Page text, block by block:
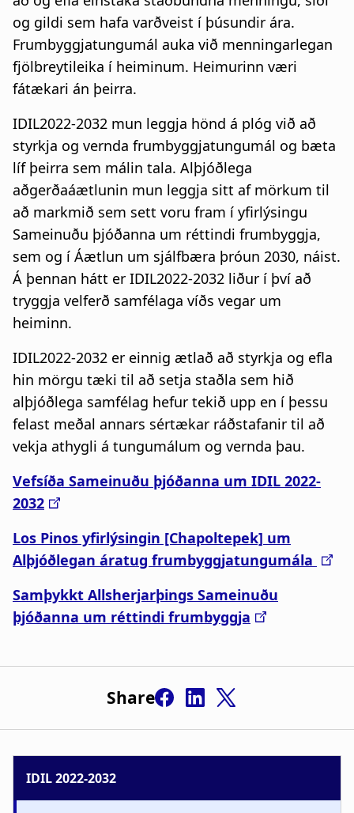
IDIL 2022-2032
og gildi sem hafa varðveist í þúsundir ára.
Frumbyggjatungumál auka við menningarlegan
fjölbreytileika í heiminum. Heimurinn væri
fátækari án þeirra.
IDIL2022-2032 mun leggja hönd á plóg við að
styrkja og vernda frumbyggjatungumál og bæta
líf þeirra sem málin tala. Alþjóðlega
aðgerðaáætlunin mun leggja sitt af mörkum til
að markmið sem sett voru fram í yfirlýsingu
Sameinuðu þjóðanna um réttindi frumbyggja,
sem og í Áætlun um sjálfbæra þróun 2030, náist.
Á þennan hátt er IDIL2022-2032 liður í því að
tryggja velferð samfélaga víðs vegar um
heiminn.
IDIL2022-2032 er einnig ætlað að styrkja og efla
hin mörgu tæki til að setja staðla sem hið
alþjóðlega samfélag hefur tekið upp en í þessu
felast meðal annars sértækar ráðstafanir til að
vekja athygli á tungumálum og vernda þau.
Vefsíða Sameinuðu þjóðanna um IDIL 2022-
2032
Los Pinos yfirlýsingin [Chapoltepek] um
Alþjóðlegan áratug frumbyggjatungumála
Samþykkt Allsherjarþings Sameinuðu
þjóðanna um réttindi frumbyggja
Share